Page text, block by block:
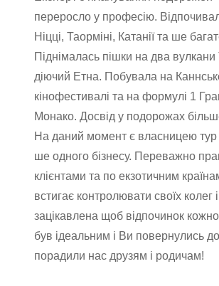
переросло у професію.
Ніцці, Таорміні, Катанії та ше
Піднімалась пішки на два вулкани
діючий Етна. Побувала на
кінофестивалі та на формулі 1
Монако. Досвід у подорожах
На даний момент є власницею тур
ше одного бізнесу. Переважно
клієнтами та по екзотичним
встигає контролювати своїх колег
зацікавлена щоб відпочинок
був ідеальним і Ви повернулись
порадили нас друзям і родичам!